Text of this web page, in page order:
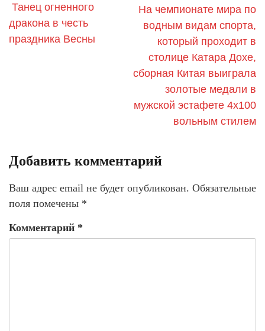
Танец огненного
дракона в честь
праздника Весны
На чемпионате мира по
водным видам спорта,
который проходит в
столице Катара Дохе,
сборная Китая выиграла
золотые медали в
мужской эстафете 4х100
вольным стилем
Добавить комментарий
Ваш адрес email не будет опубликован. Обязательные
поля помечены *
Комментарий *